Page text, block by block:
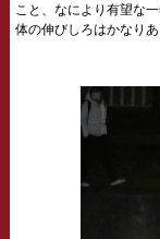
こと、なにより有望な
体の伸びしろはかなりあ